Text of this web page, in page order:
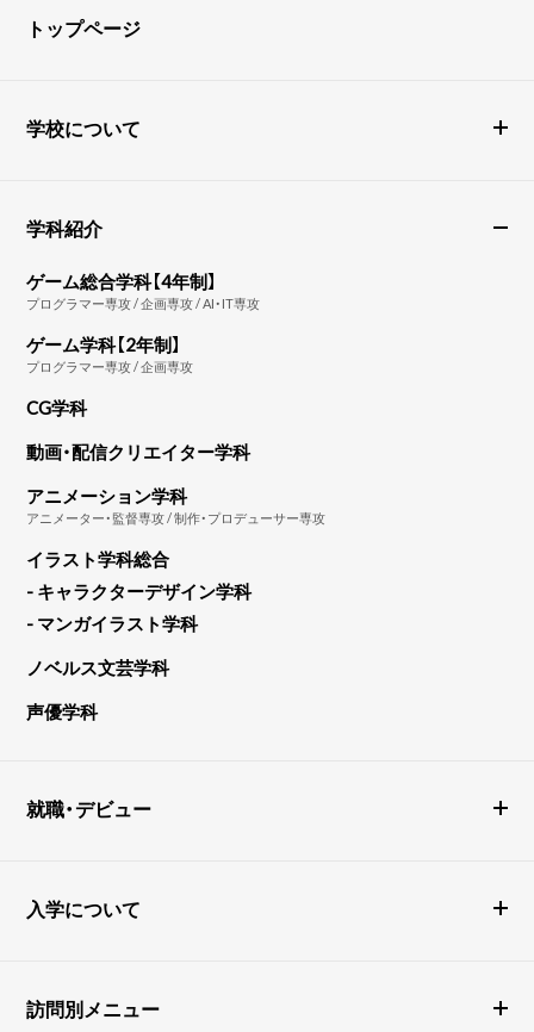
トップページ
学校について
学科紹介
ゲーム総合学科【4年制】
プログラマー専攻 / 企画専攻 / AI・IT専攻
ゲーム学科【2年制】
プログラマー専攻 / 企画専攻
CG学科
動画・配信クリエイター学科
アニメーション学科
アニメーター・監督専攻 / 制作・プロデューサー専攻
イラスト学科総合
- キャラクターデザイン学科
- マンガイラスト学科
ノベルス文芸学科
声優学科
就職・デビュー
入学について
訪問別メニュー